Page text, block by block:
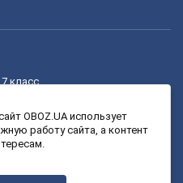
7 класс
9 класс
OBOZ.UA использует
работу сайта, а контент